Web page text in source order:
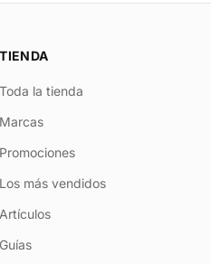
TIENDA
Toda la tienda
Marcas
Promociones
Los más vendidos
Artículos
Guías